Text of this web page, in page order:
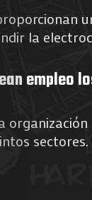
la
empleo
sectores.